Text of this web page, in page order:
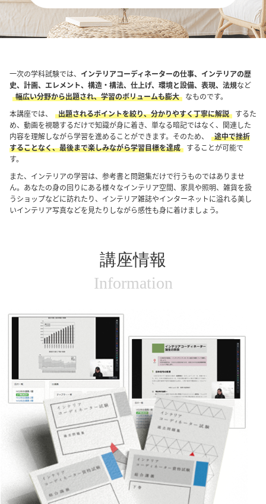
一次の学科試験では、 インテリアコーディネーターの仕事、インテリアの歴
史、計画、エレメント、構造・構法、仕上げ、環境と設備、表現、法規など
幅広い分野から出題され、学習のボリュームも膨大
なものです。
本講座では、
出題されるポイントを絞り、分かりやすく丁寧に解説
するた
め、動画を視聴するだけで知識が身に着き、単なる暗記ではなく、関連した
内容を理解しながら学習を進めることができます。そのため、
途中で挫折
することなく、最後まで楽しみながら学習目標を達成
することが可能で
す。
また、インテリアの学習は、参考書と問題集だけで行うものではありませ
ん。あなたの身の回りにある様々なインテリア空間、家具や照明、雑貨を扱
うショップなどに訪れたり、インテリア雑誌やインターネットに溢れる美し
いインテリア写真などを見たりしながら感性も身に着けましょう。
講座情報
Information